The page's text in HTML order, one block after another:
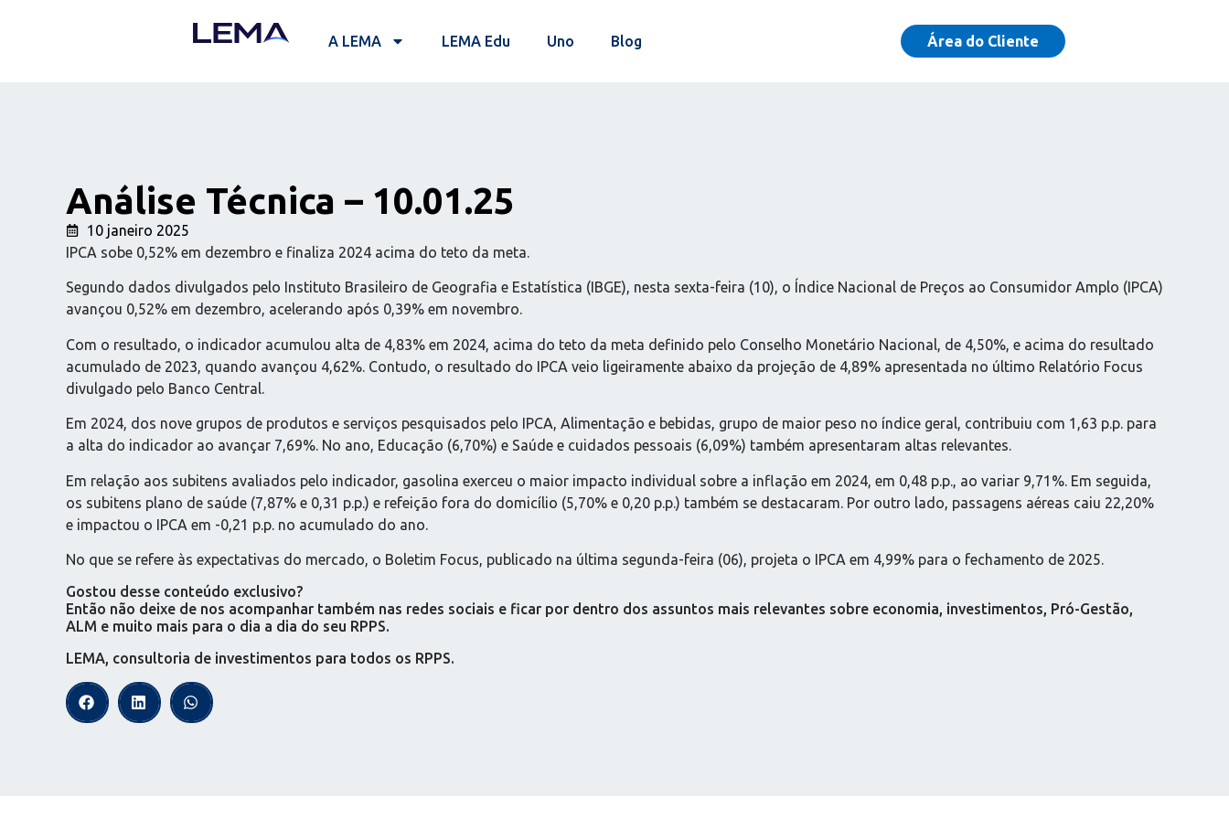
A LEMA LEMA Edu Uno Blog Área do Cliente
Análise Técnica – 10.01.25
10 janeiro 2025
IPCA sobe 0,52% em dezembro e finaliza 2024 acima do teto da meta.
Segundo dados divulgados pelo Instituto Brasileiro de Geografia e Estatística (IBGE), nesta sexta-feira (10), o Índice Nacional de Preços ao Consumidor Amplo (IPCA)
avançou 0,52% em dezembro, acelerando após 0,39% em novembro.
Com o resultado, o indicador acumulou alta de 4,83% em 2024, acima do teto da meta definido pelo Conselho Monetário Nacional, de 4,50%, e acima do resultado
acumulado de 2023, quando avançou 4,62%. Contudo, o resultado do IPCA veio ligeiramente abaixo da projeção de 4,89% apresentada no último Relatório Focus
divulgado pelo Banco Central.
Em 2024, dos nove grupos de produtos e serviços pesquisados pelo IPCA, Alimentação e bebidas, grupo de maior peso no índice geral, contribuiu com 1,63 p.p. para
a alta do indicador ao avançar 7,69%. No ano, Educação (6,70%) e Saúde e cuidados pessoais (6,09%) também apresentaram altas relevantes.
Em relação aos subitens avaliados pelo indicador, gasolina exerceu o maior impacto individual sobre a inflação em 2024, em 0,48 p.p., ao variar 9,71%. Em seguida,
os subitens plano de saúde (7,87% e 0,31 p.p.) e refeição fora do domicílio (5,70% e 0,20 p.p.) também se destacaram. Por outro lado, passagens aéreas caiu 22,20%
e impactou o IPCA em -0,21 p.p. no acumulado do ano.
No que se refere às expectativas do mercado, o Boletim Focus, publicado na última segunda-feira (06), projeta o IPCA em 4,99% para o fechamento de 2025.
Gostou desse conteúdo exclusivo?
Então não deixe de nos acompanhar também nas redes sociais e ficar por dentro dos assuntos mais relevantes sobre economia, investimentos, Pró-Gestão,
ALM e muito mais para o dia a dia do seu RPPS.
LEMA, consultoria de investimentos para todos os RPPS.